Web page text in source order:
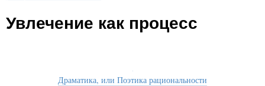
Увлечение как процесс
Драматика, или Поэтика рациональности